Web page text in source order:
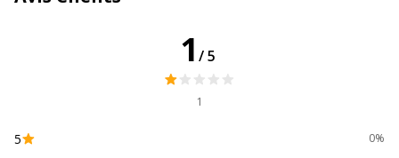
1 /5
1
5 0%